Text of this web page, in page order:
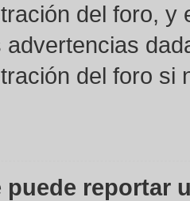
del foro,
advertencias
del foro si
puede reportar